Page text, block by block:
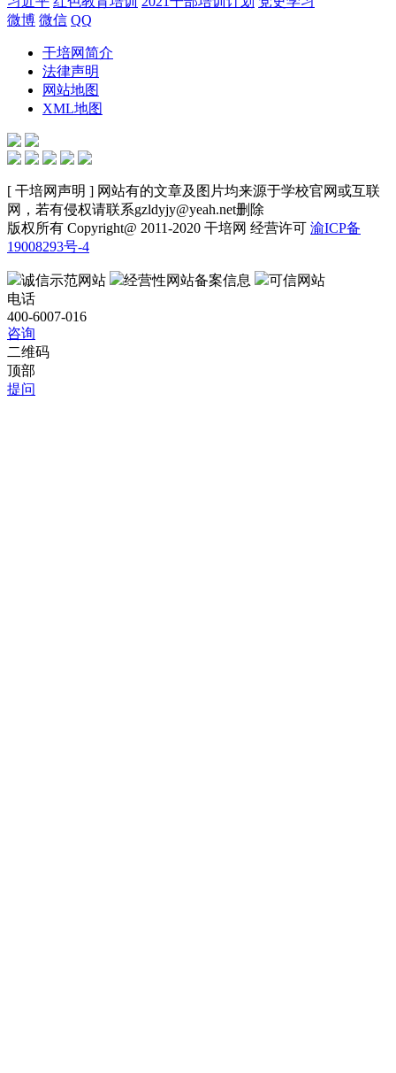
微博 微信 QQ
干培网简介
法律声明
网站地图
XML地图
[ 干培网声明 ] 网站有的文章及图片均来源于学校官网或互联
网，若有侵权请联系gzldyjy@yeah.net删除
版权所有 Copyright@ 2011-2020 干培网 经营许可 渝ICP备
19008293号-4
诚信示范网站 经营性网站备案信息
可信网站
电话
400-6007-016
咨询
二维码
顶部
提问